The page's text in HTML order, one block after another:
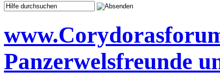
Panzerwelsfreunde